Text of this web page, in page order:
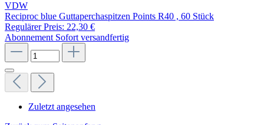
VDW
Reciproc blue Guttaperchaspitzen Points R40 , 60 Stück
Regulärer Preis: 22,30 €
Abonnement Sofort versandfertig
Zuletzt angesehen